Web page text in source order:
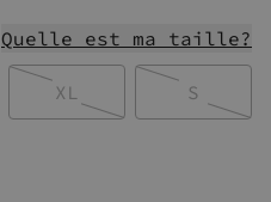
Quelle est ma taille?
XL S